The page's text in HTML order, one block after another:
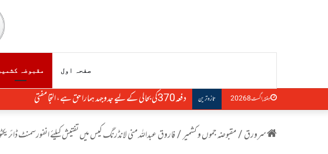
صفحہ اول مقبوضہ کشمیر
ہفتہ, اگست 8 2026 تازہ ترین دفعہ370کی بحالی کے لیے جدوجہد ہمارا حق ہے، التجا مفتی
سرورق/مقبوضہ جموں و کشمیر/فاروق عبداللہ منی لانڈرنگ کیس میں تفتیش کیلئے انفورسمنٹ